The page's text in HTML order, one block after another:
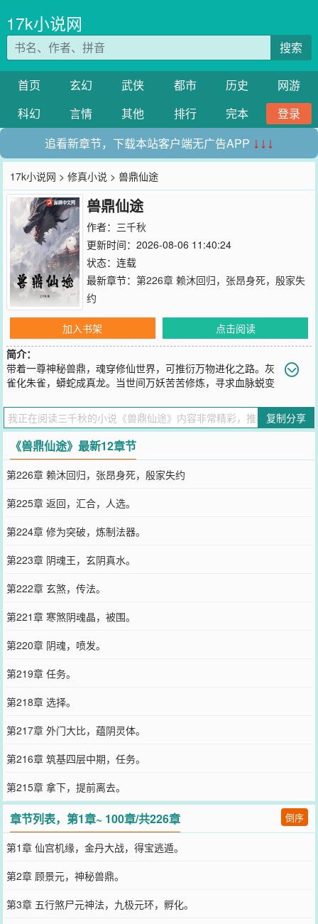
17k小说网
搜索
首页 玄幻 武侠 都市 历史
网游
科幻
言情 其他 排行 完本
登录
追看新章节，下载本站客户端无广告APP ↓↓↓
17k小说网 >修真小说 > 兽鼎仙途
兽鼎仙途
作者： 三千秋
更新时间：2026-08-06 11:40:24
状态：连载
最新章节： 第226章 赖沐回归，张昂身死，殷家失
约
加入书架
点击阅读
简介：
带着一尊神秘兽鼎，魂穿修仙世界，可推衍万物进化之路。灰
雀化朱雀，蟒蛇成真龙。当世间万妖苦苦修炼，寻求血脉蜕变
您要是觉得《兽鼎仙途》还不错的话请不要忘记向您QQ群和微博微信
里的朋友推荐哦！
复制分享
《兽鼎仙途》最新12章节
第226章 赖沐回归，张昂身死，殷家失约
第225章 返回，汇合，人选。
第224章 修为突破，炼制法器。
第223章 阴魂王，玄阴真水。
第222章 玄煞，传法。
第221章 寒煞阴魂晶，被围。
第220章 阴魂，喷发。
第219章 任务。
第218章 选择。
第217章 外门大比，蕴阴灵体。
第216章 筑基四层中期，任务。
第215章 拿下，提前离去。
章节列表，第1章~ 100章/共226章 倒序
第1章 仙宫机缘，金丹大战，得宝逃遁。
第2章 顾景元，神秘兽鼎。
第3章 五行煞尸元神法，九极元环，孵化。